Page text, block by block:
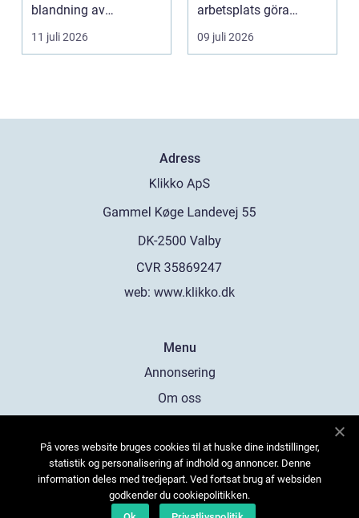
blandning av
naturskö...
11 juli 2026
arbetsplats göra
underverk fö...
09 juli 2026
Adress
web: www.klikko.dk
Menu
Annonsering
Om oss
Kontakta oss
Sitemap
På vores website bruges cookies til at huske dine indstillinger,
statistik og personalisering af indhold og annoncer. Denne
information deles med tredjepart. Ved fortsat brug af websiden
godkender du cookiepolitikken.